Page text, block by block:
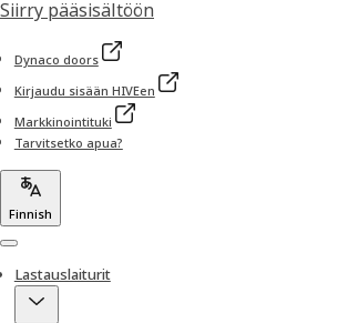
Siirry pääsisältöön
Dynaco doors
Kirjaudu sisään HIVEen
Markkinointituki
Tarvitsetko apua?
Finnish
Menu
Lastauslaiturit